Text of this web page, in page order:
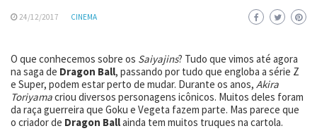
24/12/2017 CINEMA
O que conhecemos sobre os Saiyajins? Tudo que vimos até agora
na saga de Dragon Ball, passando por tudo que engloba a série Z
e Super, podem estar perto de mudar. Durante os anos, Akira
Toriyamacriou diversos personagens icônicos. Muitos deles foram
da raça guerreira que Goku e Vegeta fazem parte. Mas parece que
o criador de Dragon Ballainda tem muitos truques na cartola.